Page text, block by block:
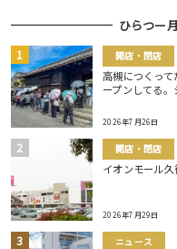
ひらつー
開店・閉店
高槻につくっ
ープンしてる
2026年7月26日
開店・閉店
イオンモール
2026年7月29日
ニュース